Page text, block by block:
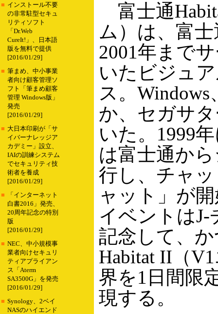
■ インストール不要
の非常駐型セキュ
リティソフト
「Dr.Web
CureIt!」、日本語
版を無料で提供
[2016/01/29]
■ 筆まめ、中小事業
者向け顧客管理ソ
フト「筆まめ顧客
管理 Windows版」
発売
[2016/01/29]
■ 大日本印刷が「サ
イバーナレッジア
カデミー」設立、
IAIの訓練システム
でセキュリティ技
術者を養成
[2016/01/29]
■
「インターネット
白書2016」発売、
20周年記念の特別
版
[2016/01/29]
■ NEC、中小規模事
業者向けセキュリ
ティアプライアン
ス「Aterm
SA3500G」を発売
[2016/01/29]
■ Synology、2ベイ
NASのハイエンド
富士通
ム）は、富
2001年まで
いたビジュ
ス。Windows
か、セガサ
いた。1999
は富士通か
行し、チャ
ャット」が
イベントはJ-
記念して、
Habitat II（
界を1日間限
現する。